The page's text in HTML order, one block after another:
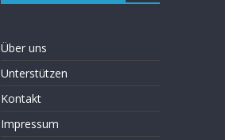
Über uns
Unterstützen
Kontakt
Impressum